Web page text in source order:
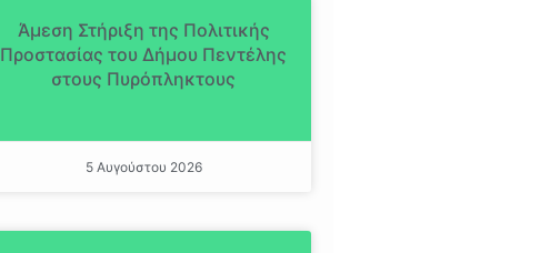
Άμεση Στήριξη της Πολιτικής
Προστασίας του Δήμου Πεντέλης
στους Πυρόπληκτους
5 Αυγούστου 2026